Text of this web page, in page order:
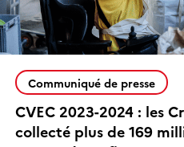
CVEC 2023-2024 : les
collecté plus de 169
Communiqué de presse